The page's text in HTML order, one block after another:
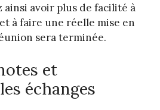
avoir plus de facilité à
à faire une réelle mise en
sera terminée.
et
échanges